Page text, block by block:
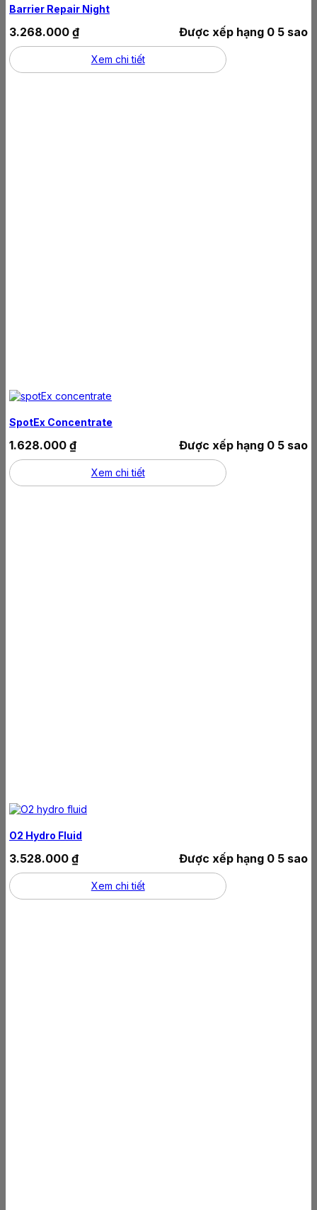
Barrier Repair Night
Được xếp hạng 0 5 sao
3.268.000 ₫
Xem chi tiết
SpotEx Concentrate
Được xếp hạng 0 5 sao
1.628.000 ₫
Xem chi tiết
O2 Hydro Fluid
Được xếp hạng 0 5 sao
3.528.000 ₫
Xem chi tiết